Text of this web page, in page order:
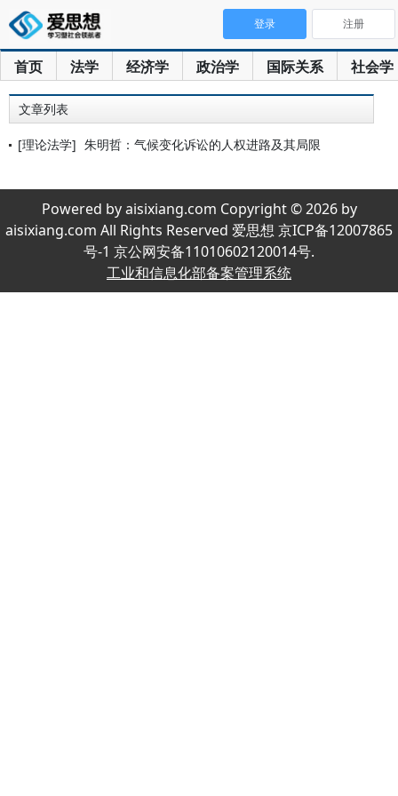
首页 法学 经济学 政治学 国际关系 社会学
登录 注册
文章列表
[理论法学] 朱明哲：气候变化诉讼的人权进路及其局限
Powered by aisixiang.com Copyright © 2026 by
aisixiang.com All Rights Reserved 爱思想 京ICP备12007865
号-1 京公网安备11010602120014号.
工业和信息化部备案管理系统